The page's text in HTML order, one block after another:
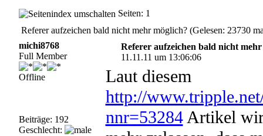
Seiten: 1
Referer aufzeichen bald nicht mehr möglich? (Gelesen: 23730
michi8768
Full Member
Offline
Beiträge: 192
Geschlecht:
Referer aufzeichen bald nicht
11.11.11 um 13:06:06
Laut diesem
http://
nnr=53284Artikel